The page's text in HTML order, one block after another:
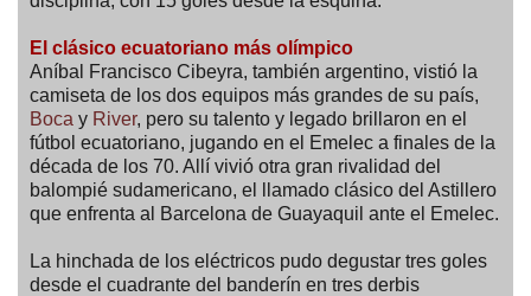
El clásico ecuatoriano más olímpico
Aníbal Francisco Cibeyra, también argentino, vistió la
camiseta de los dos equipos más grandes de su país,
Boca y River, pero su talento y legado brillaron en el
fútbol ecuatoriano, jugando en el Emelec a finales de la
década de los 70. Allí vivió otra gran rivalidad del
balompié sudamericano, el llamado clásico del Astillero
que enfrenta al Barcelona de Guayaquil ante el Emelec.
La hinchada de los eléctricos pudo degustar tres goles
desde el cuadrante del banderín en tres derbis